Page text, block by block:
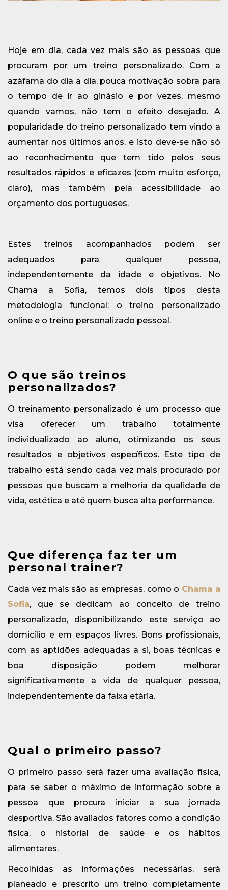
Hoje em dia, cada vez mais são as pessoas que
procuram por um treino personalizado. Com a
azáfama do dia a dia, pouca motivação sobra para
o tempo de ir ao ginásio e por vezes, mesmo
quando vamos, não tem o efeito desejado. A
popularidade do treino personalizado tem vindo a
aumentar nos últimos anos, e isto deve-se não só
ao reconhecimento que tem tido pelos seus
resultados rápidos e eficazes (com muito esforço,
claro), mas também pela acessibilidade ao
orçamento dos portugueses.
Estes treinos acompanhados podem ser
adequados para qualquer pessoa,
independentemente da idade e objetivos. No
Chama a Sofia, temos dois tipos desta
metodologia funcional: o treino personalizado
online e o treino personalizado pessoal.
O que são treinos
personalizados?
O treinamento personalizado é um processo que
visa oferecer um trabalho totalmente
individualizado ao aluno, otimizando os seus
resultados e objetivos específicos. Este tipo de
trabalho está sendo cada vez mais procurado por
pessoas que buscam a melhoria da qualidade de
vida, estética e até quem busca alta performance.
Que diferença faz ter um
personal trainer?
Cada vez mais são as empresas, como o Chama a
Sofia, que se dedicam ao conceito de treino
personalizado, disponibilizando este serviço ao
domicílio e em espaços livres. Bons profissionais,
com as aptidões adequadas a si, boas técnicas e
boa disposição podem melhorar
significativamente a vida de qualquer pessoa,
independentemente da faixa etária.
Qual o primeiro passo?
O primeiro passo será fazer uma avaliação física,
para se saber o máximo de informação sobre a
pessoa que procura iniciar a sua jornada
desportiva. São avaliados fatores como a condição
física, o historial de saúde e os hábitos
alimentares.
Recolhidas as informações necessárias, será
planeado e prescrito um treino completamente